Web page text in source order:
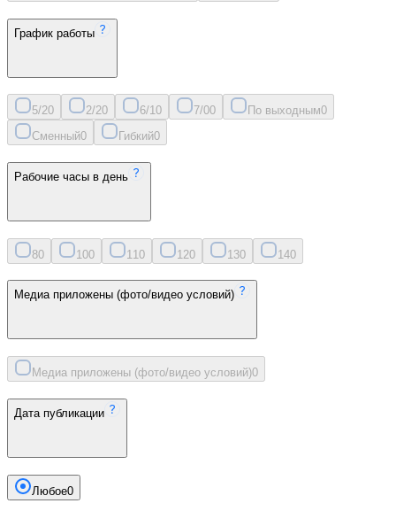
График работы
5/20 2/20 6/10 7/00 По выходным0
Сменный0 Гибкий0
Рабочие часы в день
80 100 11 0 120 130 140
Медиа приложены (фото/видео условий)
Медиа приложены (фото/видео условий)0
Дата публикации
Любое0